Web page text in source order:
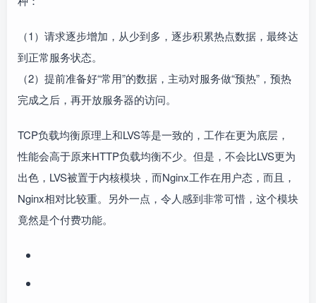
（1）请求逐步增加，从少到多，逐步积累热点数据，最终达
到正常服务状态。
（2）提前准备好“常用”的数据，主动对服务做“预热”，预热
完成之后，再开放服务器的访问。
TCP负载均衡原理上和LVS等是一致的，工作在更为底层，
性能会高于原来HTTP负载均衡不少。但是，不会比LVS更为
出色，LVS被置于内核模块，而Nginx工作在用户态，而且，
Nginx相对比较重。另外一点，令人感到非常可惜，这个模块
竟然是个付费功能。